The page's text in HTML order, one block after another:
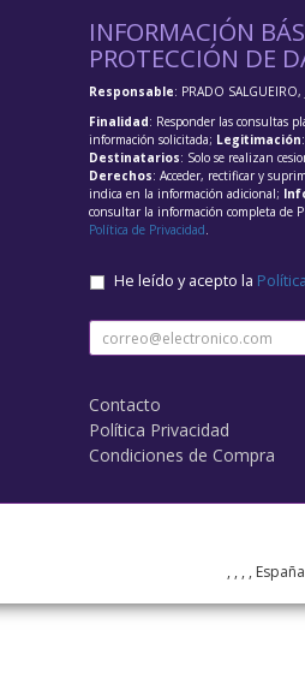
INFORMACIÓN
PROTECCIÓN DE
Responsable: PRADO SALGUEIRO,
Finalidad: Responder las consultas
información solicitada; Legitimación
Destinatarios: Solo se realizan
Derechos: Acceder, rectificar y
indica en la información adicional;
consultar la información completa de
Política de Privacidad.
He leído y acepto la
Contacto
Política Privacidad
Condiciones de Compra
, , , ,